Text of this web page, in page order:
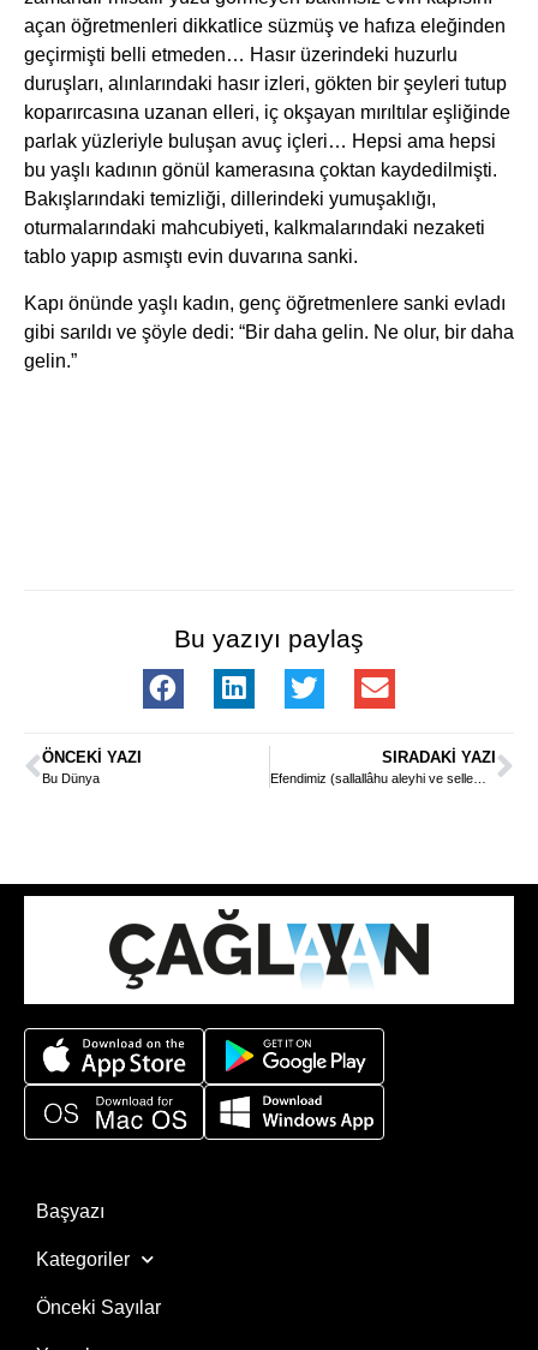
açan öğretmenleri dikkatlice süzmüş ve hafıza eleğinden
geçirmişti belli etmeden… Hasır üzerindeki huzurlu
duruşları, alınlarındaki hasır izleri, gökten bir şeyleri tutup
koparırcasına uzanan elleri, iç okşayan mırıltılar eşliğinde
parlak yüzleriyle buluşan avuç içleri… Hepsi ama hepsi
bu yaşlı kadının gönül kamerasına çoktan kaydedilmişti.
Bakışlarındaki temizliği, dillerindeki yumuşaklığı,
oturmalarındaki mahcubiyeti, kalkmalarındaki nezaketi
tablo yapıp asmıştı evin duvarına sanki.
Kapı önünde yaşlı kadın, genç öğretmenlere sanki evladı
gibi sarıldı ve şöyle dedi: “Bir daha gelin. Ne olur, bir daha
gelin.”
Bu yazıyı paylaş
ÖNCEKI YAZI
Bu Dünya
SIRADAKI YAZI
Efendimiz (sallallâhu aleyhi ve sellem) Namazımızı Nasıl İkame Etmemizi İstiyor?
Başyazı
Kategoriler
Önceki Sayılar